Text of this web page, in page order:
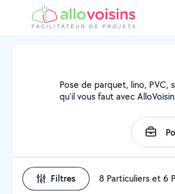
Pose de parquet, lino,
qu'il vous faut avec
Filtres 8 Particuliers et 6